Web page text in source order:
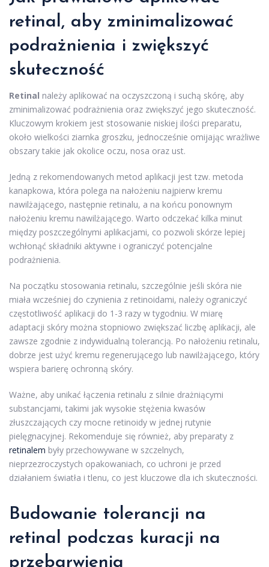
retinal, aby zminimalizować
podrażnienia i zwiększyć
skuteczność
Retinal należy aplikować na oczyszczoną i suchą skórę, aby
zminimalizować podrażnienia oraz zwiększyć jego skuteczność.
Kluczowym krokiem jest stosowanie niskiej ilości preparatu,
około wielkości ziarnka groszku, jednocześnie omijając wrażliwe
obszary takie jak okolice oczu, nosa oraz ust.
Jedną z rekomendowanych metod aplikacji jest tzw. metoda
kanapkowa, która polega na nałożeniu najpierw kremu
nawilżającego, następnie retinalu, a na końcu ponownym
nałożeniu kremu nawilżającego. Warto odczekać kilka minut
między poszczególnymi aplikacjami, co pozwoli skórze lepiej
wchłonąć składniki aktywne i ograniczyć potencjalne
podrażnienia.
Na początku stosowania retinalu, szczególnie jeśli skóra nie
miała wcześniej do czynienia z retinoidami, należy ograniczyć
częstotliwość aplikacji do 1-3 razy w tygodniu. W miarę
adaptacji skóry można stopniowo zwiększać liczbę aplikacji, ale
zawsze zgodnie z indywidualną tolerancją. Po nałożeniu retinalu,
dobrze jest użyć kremu regenerującego lub nawilżającego, który
wspiera barierę ochronną skóry.
Ważne, aby unikać łączenia retinalu z silnie drażniącymi
substancjami, takimi jak wysokie stężenia kwasów
złuszczających czy mocne retinoidy w jednej rutynie
pielęgnacyjnej. Rekomenduje się również, aby preparaty z
retinalem były przechowywane w szczelnych,
nieprzezroczystych opakowaniach, co uchroni je przed
działaniem światła i tlenu, co jest kluczowe dla ich skuteczności.
Budowanie tolerancji na
retinal podczas kuracji na
przebarwienia